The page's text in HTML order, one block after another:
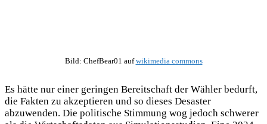
Bild: ChefBear01 aufwikimedia commons
Es hätte nur einer geringen Bereitschaft der Wähler bedurft,
die Fakten zu akzeptieren und so dieses Desaster
abzuwenden. Die politische Stimmung wog jedoch schwerer